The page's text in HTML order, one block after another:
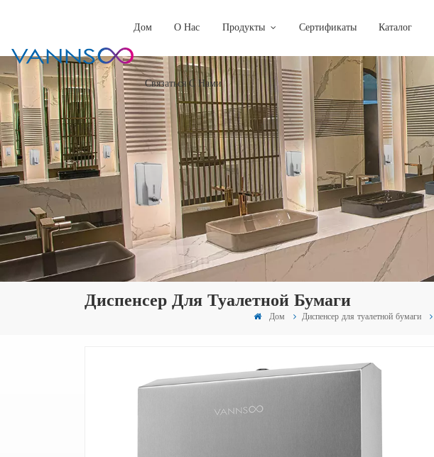
Дом О Нас Продукты Сертификаты Каталог
Связаться С Нами
Диспенсер Для Туалетной Бумаги
Дом Диспенсер для туалетной бумаги